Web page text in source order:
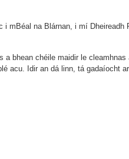
i mBéal na Blárnan, i mí Dheireadh
a bhean chéile maidir le
acu. Idir an dá linn, tá gadaíocht